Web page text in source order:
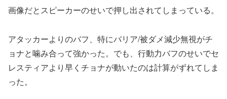
画像だとスピーカーのせいで押し出されてしまっている。
アタッカーよりのバフ、特にバリア/被ダメ減少無視がチ
ョナと噛み合って強かった。でも、行動力バフのせいでセ
レスティアより早くチョナが動いたのは計算がずれてしま
った。